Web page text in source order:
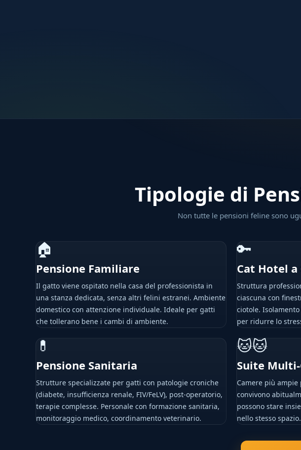
Tipologie di
Non tutte le pensioni feline sono
🏠
Pensione Familiare
Il gatto viene ospitato nella casa del professionista in
una stanza dedicata, senza altri felini estranei. Ambiente
domestico con attenzione individuale. Ideale per gatti
che tollerano bene i cambi di ambiente.
🔑
Cat Hotel a
Struttura
ciascuna con
ciotole.
per ridurre lo
💊
Pensione Sanitaria
Strutture specializzate per gatti con patologie croniche
(diabete, insufficienza renale, FIV/FeLV), post-operatorio,
terapie complesse. Personale con formazione sanitaria,
monitoraggio medico, coordinamento veterinario.
🐱🐱
Suite
Camere più
convivono
possono stare
nello stesso